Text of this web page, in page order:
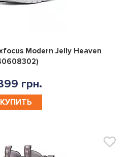
0
Modern Jelly Heaven
грн.
КУПИТЬ